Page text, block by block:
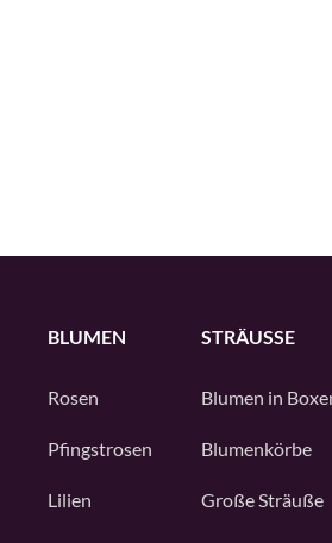
BLUMEN
Rosen
Pfingstrosen
Lilien
STRÄUSSE
Blumen in
Blumenkörbe
Große Sträuße